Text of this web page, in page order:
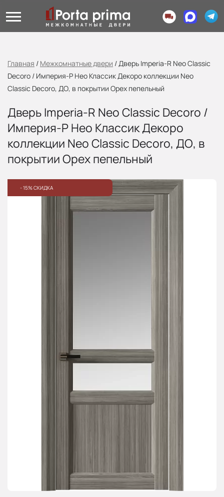
Главная / Межкомнатные двери /Дверь Imperia-R Neo Classic
Decoro / Империя-Р Нео Классик Декоро коллекции Neo
Classic Decoro, ДО, в покрытии Орех пепельный
Дверь Imperia-R Neo Classic Decoro /
Империя-Р Нео Классик Декоро
коллекции Neo Classic Decoro, ДО, в
покрытии Орех пепельный
- 15% СКИДКА